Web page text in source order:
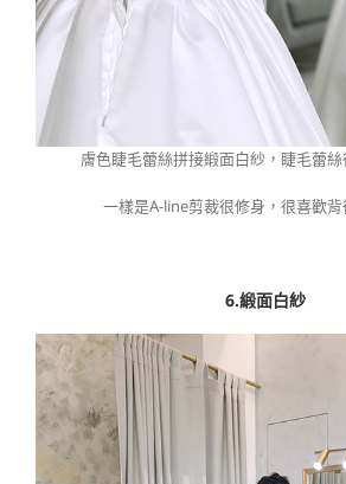
膚色睫毛蕾絲拼接緞面白紗，睫毛蕾
一樣是A-line剪裁很修身，很喜歡
6.緞面白紗